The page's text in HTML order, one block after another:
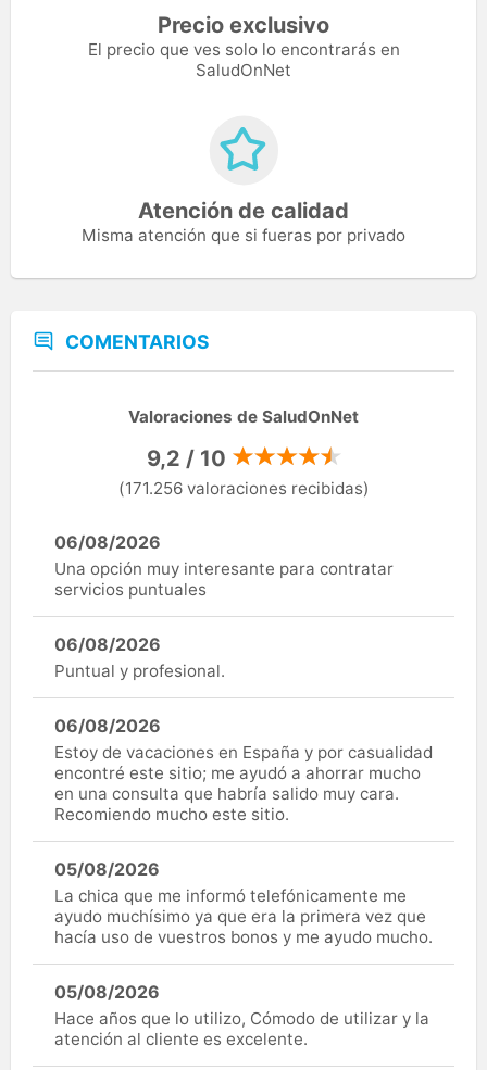
Precio exclusivo
El precio que ves solo lo encontrarás en
SaludOnNet
Atención de calidad
Misma atención que si fueras por privado
COMENTARIOS
Valoraciones de SaludOnNet
9,2 / 10
(171.256 valoraciones recibidas)
06/08/2026
Una opción muy interesante para contratar
servicios puntuales
06/08/2026
Puntual y profesional.
06/08/2026
Estoy de vacaciones en España y por casualidad
encontré este sitio; me ayudó a ahorrar mucho
en una consulta que habría salido muy cara.
Recomiendo mucho este sitio.
05/08/2026
La chica que me informó telefónicamente me
ayudo muchísimo ya que era la primera vez que
hacía uso de vuestros bonos y me ayudo mucho.
05/08/2026
Hace años que lo utilizo, Cómodo de utilizar y la
atención al cliente es excelente.